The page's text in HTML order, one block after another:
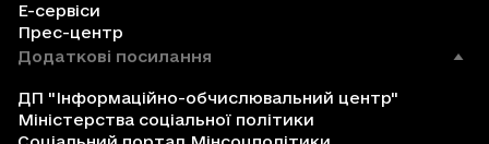
Е-сервіси
Прес-центр
Додаткові посилання
ДП "Інформаційно-обчислювальний центр"
Міністерства соціальної політики